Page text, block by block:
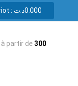
: 0.000د.ت
partir de 300